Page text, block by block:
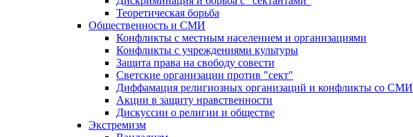
Теоретическая борьба
Общественность и СМИ
Конфликты с местным населением и организациями
Конфликты с учреждениями культуры
Защита права на свободу совести
Светские организации против "сект"
Диффамация религиозных организаций и конфликты со СМИ
Акции в защиту нравственности
Дискуссии о религии и обществе
Экстремизм